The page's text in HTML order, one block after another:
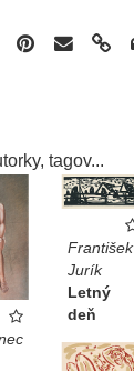
tagov...
František
Jurík
Letný
deň